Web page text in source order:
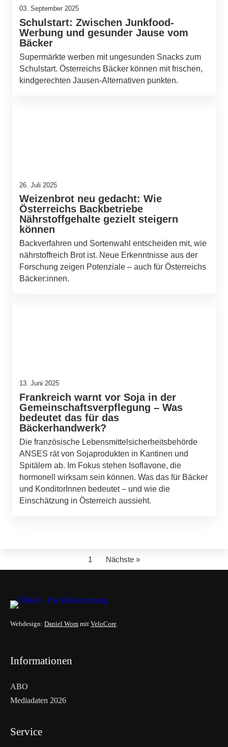
03. September 2025
Schulstart: Zwischen Junkfood-
Werbung und gesunder Jause vom
Bäcker
Supermärkte werben mit ungesunden Snacks zum
Schulstart. Österreichs Bäcker können mit frischen,
kindgerechten Jausen-Alternativen punkten.
26. Juli 2025
Weizenbrot neu gedacht: Wie
Österreichs Backbetriebe
Nährstoffgehalte gezielt steigern
können
Backverfahren und Sortenwahl entscheiden mit, wie
nährstoffreich Brot ist. Neue Erkenntnisse aus der
Forschung zeigen Potenziale – auch für Österreichs
Bäcker:innen.
13. Juni 2025
Frankreich warnt vor Soja in der
Gemeinschaftsverpflegung – Was
bedeutet das für das
Bäckerhandwerk?
Die französische Lebensmittelsicherheitsbehörde
ANSES rät von Sojaprodukten in Kantinen und
Spitälern ab. Im Fokus stehen Isoflavone, die
hormonell wirksam sein können. Was das für Bäcker
und KonditorInnen bedeutet – und wie die
Einschätzung in Österreich aussieht.
1 Nächste »
Webdesign: Daniel Wom mit VeloCore
Informationen
ABO
Mediadaten 2026
Service